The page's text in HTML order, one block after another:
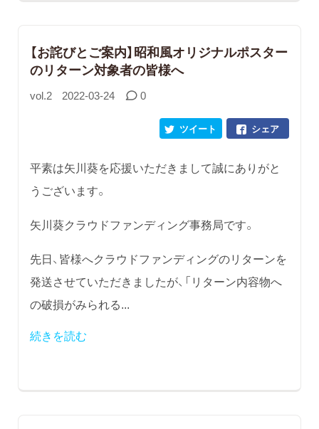
【お詫びとご案内】昭和風オリジナルポスター
のリターン対象者の皆様へ
vol.2 2022-03-24 0
シェア
ツイート
平素は矢川葵を応援いただきまして誠にありがと
うございます。
矢川葵クラウドファンディング事務局です。
先日、皆様へクラウドファンディングのリターンを
発送させていただきましたが、「リターン内容物へ
の破損がみられる...
続きを読む